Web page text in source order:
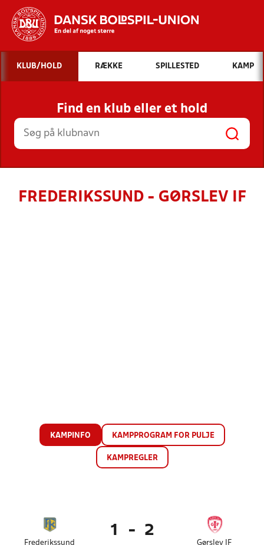
Hvad vil du søge efter?
INDHOLD OG NYHEDER
STILLINGER, RESULTATER, KLUBBER OG
HOLD
KLUB/HOLD RÆKKE SPILLESTED KAMP
Find en klub eller et hold
FREDERIKSSUND - GØRSLEV IF
KAMPINFO KAMPPROGRAM FOR PULJE
KAMPREGLER
Frederikssund
1 - 2
Gørslev IF